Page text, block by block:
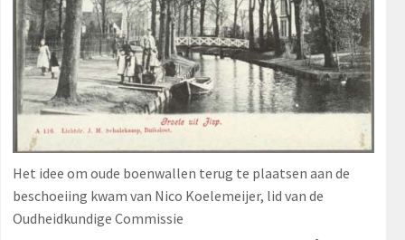
Het idee om oude boenwallen terug te plaatsen aan de
beschoeiing kwam van Nico Koelemeijer, lid van de
Oudheidkundige Commissie